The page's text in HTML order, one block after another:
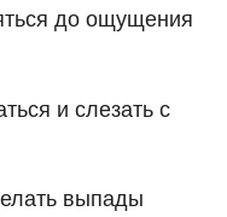
до ощущения
и слезать с
выпады